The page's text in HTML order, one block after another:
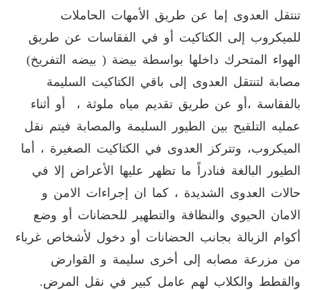
تنتقل العدوى إما عن طريق الأمهات الحاملات
للميكروب إلى الكتاكيت أو في الفقاسات عن طريق
الهواء المتحرك داخلها بواسطة بيضة ( بيضه التفريخ)
مصابة لتنتقل العدوى إلى باقي الكتاكيت السليمة
بالفقاسة ،أو عن طريق تقديم مياه ملوثة ، أو أثناء
عمليه التلقيح بين الطيور السليمة والمصابة فيتم نقل
الميكروب، وتتركز العدوى في الكتاكيت الصغيرة ، أما
الطيور البالغة فنادراً ما تظهر عليها الأعراض إلا في
حالات العدوى الشديدة ، كما ان إجراءات الامن و
الامان الحيوي والنظافة والتطهير للحضانات أو وضع
أكوام الزبالة بجانب الحضانات أو دخول لأشخاص غرباء
من مزرعة مصابه إلى أخرى سليمة و القوارض
والقطط والكلاب لهم عامل كبير في نقل المرض.